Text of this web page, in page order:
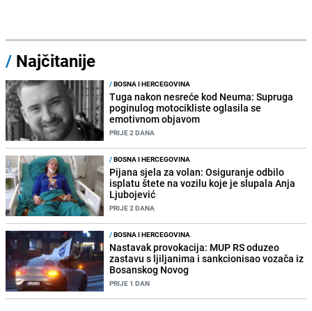
/ Najčitanije
/BOSNA I HERCEGOVINA
Tuga nakon nesreće kod Neuma: Supruga
poginulog motocikliste oglasila se
emotivnom objavom
PRIJE 2 DANA
/BOSNA I HERCEGOVINA
Pijana sjela za volan: Osiguranje odbilo
isplatu štete na vozilu koje je slupala Anja
Ljubojević
PRIJE 2 DANA
/BOSNA I HERCEGOVINA
Nastavak provokacija: MUP RS oduzeo
zastavu s ljiljanima i sankcionisao vozača iz
Bosanskog Novog
PRIJE 1 DAN